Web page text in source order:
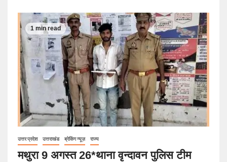
1 min read
उत्तर प्रदेश उत्तराखंड ब्रेकिंग न्यूज़ राज्य
मथुरा 9 अगस्त 26*थाना वृन्दावन पुलिस टीम